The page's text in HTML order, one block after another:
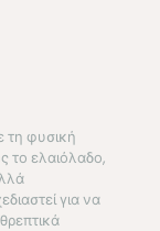
τη φυσική
το ελαιόλαδο,
για να